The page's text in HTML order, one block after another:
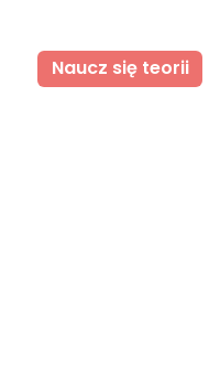
Naucz się teorii